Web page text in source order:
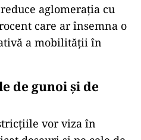
aglomerația cu
care ar însemna o
a mobilității în
de gunoi și de
vor viza în